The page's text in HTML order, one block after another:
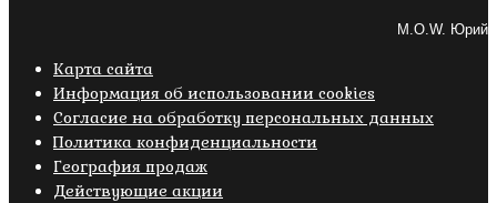
M.O.W. Юрий
Карта сайта
Информация об использовании cookies
Cогласие на обработку персональных данных
Политика конфиденциальности
География продаж
Действующие акции